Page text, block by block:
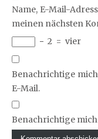
Name, E-Mail-
meinen nächsten
− 2 = vier
Benachrichtige
E-Mail.
Benachrichtige